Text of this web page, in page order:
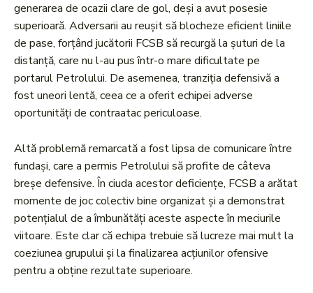
generarea de ocazii clare de gol, deși a avut posesie
superioară. Adversarii au reușit să blocheze eficient liniile
de pase, forțând jucătorii FCSB să recurgă la șuturi de la
distanță, care nu l-au pus într-o mare dificultate pe
portarul Petrolului. De asemenea, tranziția defensivă a
fost uneori lentă, ceea ce a oferit echipei adverse
oportunități de contraatac periculoase.
Altă problemă remarcată a fost lipsa de comunicare între
fundași, care a permis Petrolului să profite de câteva
breșe defensive. În ciuda acestor deficiențe, FCSB a arătat
momente de joc colectiv bine organizat și a demonstrat
potențialul de a îmbunătăți aceste aspecte în meciurile
viitoare. Este clar că echipa trebuie să lucreze mai mult la
coeziunea grupului și la finalizarea acțiunilor ofensive
pentru a obține rezultate superioare.